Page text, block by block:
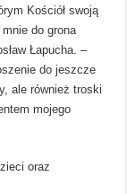
Kościół swoją
do grona
Łapucha. –
do jeszcze
ale również troski
mojego
oraz